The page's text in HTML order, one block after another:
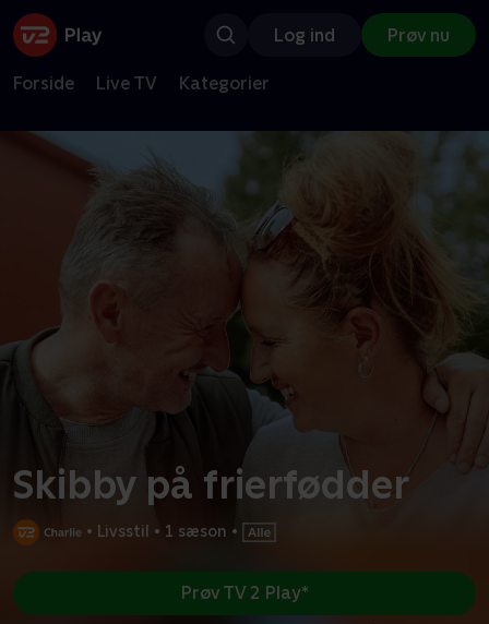
Log ind Prøv nu
Forside Live TV Kategorier
Skibby på frierfødder
• Livsstil • 1 sæson •
Prøv TV 2 Play*